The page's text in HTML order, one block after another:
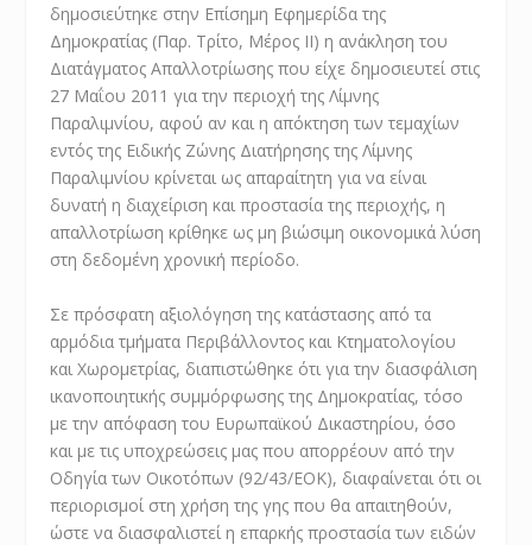
δημοσιεύτηκε στην Επίσημη Εφημερίδα της
Δημοκρατίας (Παρ. Τρίτο, Μέρος II) η ανάκληση του
Διατάγματος Απαλλοτρίωσης που είχε δημοσιευτεί στις
27 Μαΐου 2011 για την περιοχή της Λίμνης
Παραλιμνίου, αφού αν και η απόκτηση των τεμαχίων
εντός της Ειδικής Ζώνης Διατήρησης της Λίμνης
Παραλιμνίου κρίνεται ως απαραίτητη για να είναι
δυνατή η διαχείριση και προστασία της περιοχής, η
απαλλοτρίωση κρίθηκε ως μη βιώσιμη οικονομικά λύση
στη δεδομένη χρονική περίοδο.
Σε πρόσφατη αξιολόγηση της κατάστασης από τα
αρμόδια τμήματα Περιβάλλοντος και Κτηματολογίου
και Χωρομετρίας, διαπιστώθηκε ότι για την διασφάλιση
ικανοποιητικής συμμόρφωσης της Δημοκρατίας, τόσο
με την απόφαση του Ευρωπαϊκού Δικαστηρίου, όσο
και με τις υποχρεώσεις μας που απορρέουν από την
Οδηγία των Οικοτόπων (92/43/ΕΟΚ), διαφαίνεται ότι οι
περιορισμοί στη χρήση της γης που θα απαιτηθούν,
ώστε να διασφαλιστεί η επαρκής προστασία των ειδών